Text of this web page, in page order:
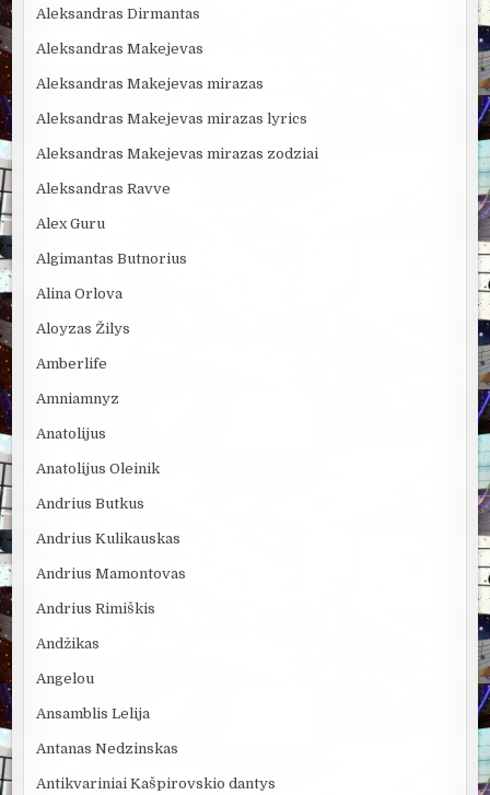
Aleksandras Dirmantas
Aleksandras Makejevas
Aleksandras Makejevas mirazas
Aleksandras Makejevas mirazas lyrics
Aleksandras Makejevas mirazas zodziai
Aleksandras Ravve
Alex Guru
Algimantas Butnorius
Alina Orlova
Aloyzas Žilys
Amberlife
Amniamnyz
Anatolijus
Anatolijus Oleinik
Andrius Butkus
Andrius Kulikauskas
Andrius Mamontovas
Andrius Rimiškis
Andžikas
Angelou
Ansamblis Lelija
Antanas Nedzinskas
Antikvariniai Kašpirovskio dantys